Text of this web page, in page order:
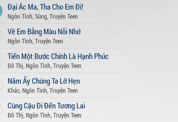
Đại Ác Ma, Tha Cho Em Đi!
Ngôn Tình, Sủng Truyện Teen
Vẽ Em Bằng Màu Nỗi Nhớ
Ngôn Tình, Truyện Teen
Tiến Một Bước Chính Là Hạnh Phúc
Đô Thị Ngôn Tình, Truyện Teen
Năm Ấy Chúng Ta Lỡ Hẹn
Khác, Ngôn Tình, Truyện Teen
Cùng Cậu Đi Đến Tương Lai
Đô Thị Ngôn Tình, Truyện Teen